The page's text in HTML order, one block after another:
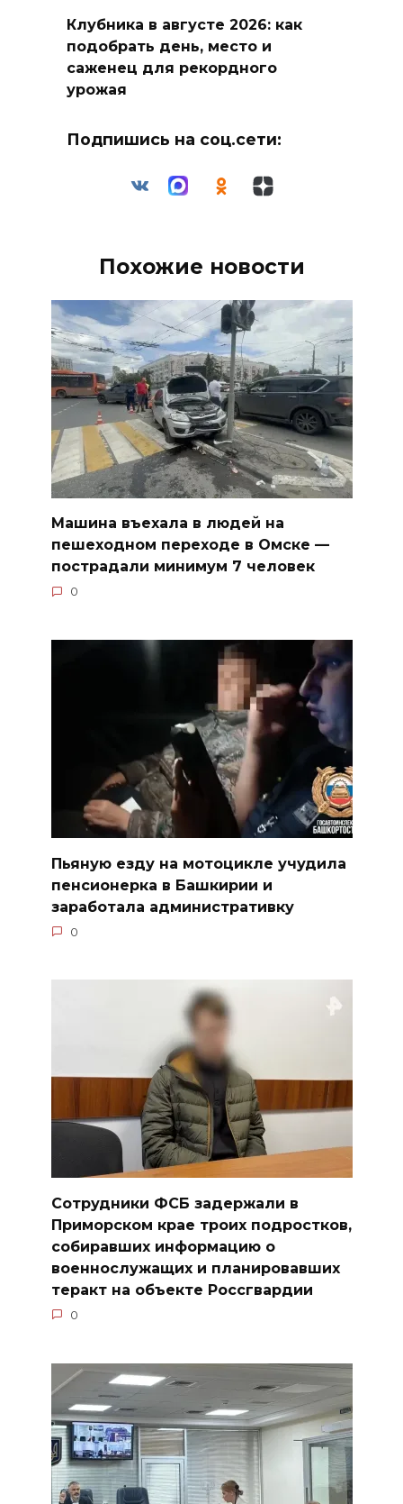
Клубника в августе 2026: как
подобрать день, место и
саженец для рекордного
урожая
Подпишись на соц.сети:
Похожие новости
Машина въехала в людей на
пешеходном переходе в Омске —
пострадали минимум 7 человек
0
Пьяную езду на мотоцикле учудила
пенсионерка в Башкирии и
заработала административку
0
Сотрудники ФСБ задержали в
Приморском крае троих подростков,
собиравших информацию о
военнослужащих и планировавших
теракт на объекте Россгвардии
0